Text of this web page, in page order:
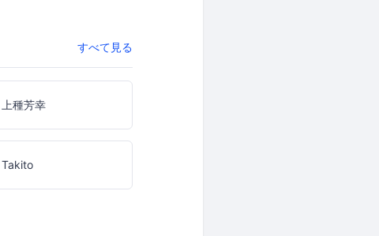
すべて見る
上種芳幸
Takito